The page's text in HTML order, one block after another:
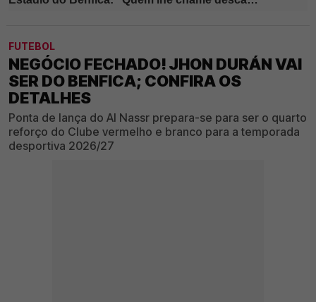
FUTEBOL
NEGÓCIO FECHADO! JHON DURÁN VAI
SER DO BENFICA; CONFIRA OS
DETALHES
Ponta de lança do Al Nassr prepara-se para ser o quarto
reforço do Clube vermelho e branco para a temporada
desportiva 2026/27